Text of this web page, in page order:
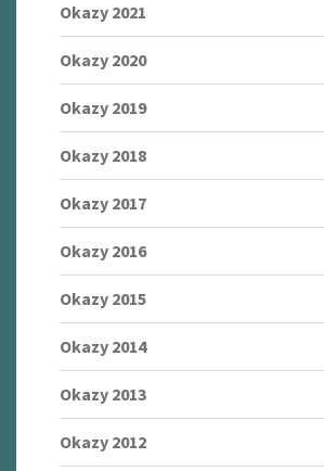
Okazy 2021
Okazy 2020
Okazy 2019
Okazy 2018
Okazy 2017
Okazy 2016
Okazy 2015
Okazy 2014
Okazy 2013
Okazy 2012